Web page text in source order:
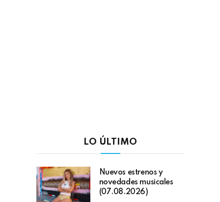
LO ÚLTIMO
Nuevos estrenos y
novedades musicales
(07.08.2026)